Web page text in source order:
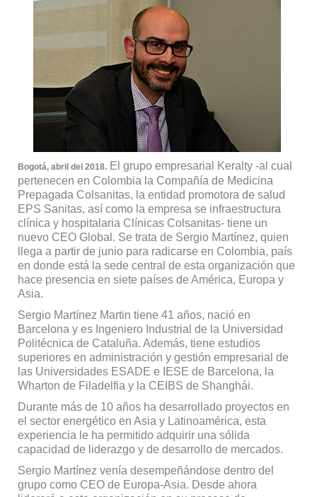
Bogotá, abril del 2018.El grupo empresarial Keralty -al cual
pertenecen en Colombia la Compañía de Medicina
Prepagada Colsanitas, la entidad promotora de salud
EPS Sanitas, así como la empresa se infraestructura
clínica y hospitalaria Clínicas Colsanitas- tiene un
nuevo CEO Global. Se trata de Sergio Martínez, quien
llega a partir de junio para radicarse en Colombia, país
en donde está la sede central de esta organización que
hace presencia en siete países de América, Europa y
Asia.
Sergio Martínez Martin tiene 41 años, nació en
Barcelona y es Ingeniero Industrial de la Universidad
Politécnica de Cataluña. Además, tiene estudios
superiores en administración y gestión empresarial de
las Universidades ESADE e IESE de Barcelona, la
Wharton de Filadelfia y la CEIBS de Shanghái.
Durante más de 10 años ha desarrollado proyectos en
el sector energético en Asia y Latinoamérica, esta
experiencia le ha permitido adquirir una sólida
capacidad de liderazgo y de desarrollo de mercados.
Sergio Martínez venía desempeñándose dentro del
grupo como CEO de Europa-Asia. Desde ahora